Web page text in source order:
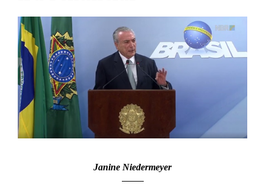
Janine Niedermeyer